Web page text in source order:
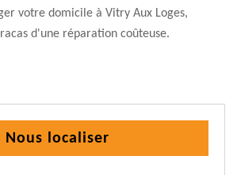
votre domicile à Vitry Aux Loges,
d'une réparation coûteuse.
Nous localiser